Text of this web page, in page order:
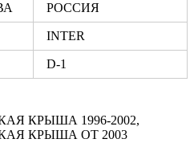
РОССИЯ
INTER
D-1
КРЫША 1996-2002,
КРЫША ОТ 2003